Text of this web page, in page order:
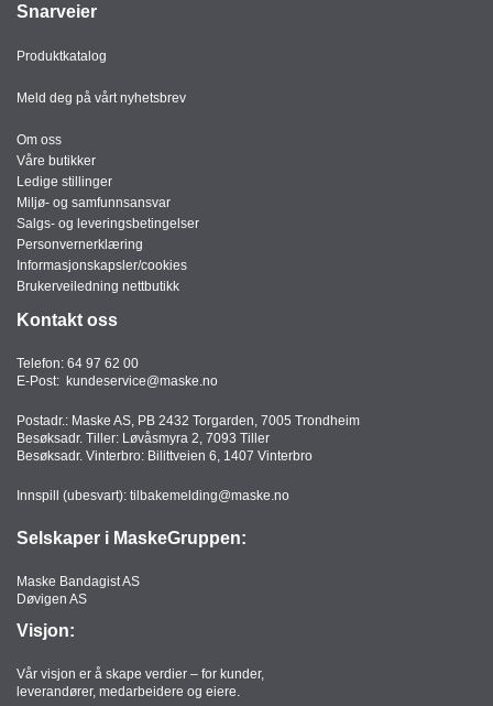
Snarveier
Produktkatalog
Meld deg på vårt nyhetsbrev
Om oss
Våre butikker
Ledige stillinger
Miljø- og samfunnsansvar
Salgs- og leveringsbetingelser
Personvernerklæring
Informasjonskapsler/cookies
Brukerveiledning nettbutikk
Kontakt oss
Telefon: 64 97 62 00
E-Post: kundeservice@maske.no
Postadr.: Maske AS, PB 2432 Torgarden, 7005 Trondheim
Besøksadr. Tiller: Løvåsmyra 2, 7093 Tiller
Besøksadr. Vinterbro: Bilittveien 6, 1407 Vinterbro
Innspill (ubesvart): tilbakemelding@maske.no
Selskaper i MaskeGruppen:
Maske Bandagist AS
Døvigen AS
Visjon:
Vår visjon er å skape verdier – for kunder,
leverandører, medarbeidere og eiere.